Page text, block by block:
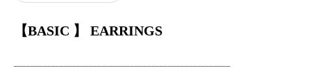
【BASIC 】 EARRINGS